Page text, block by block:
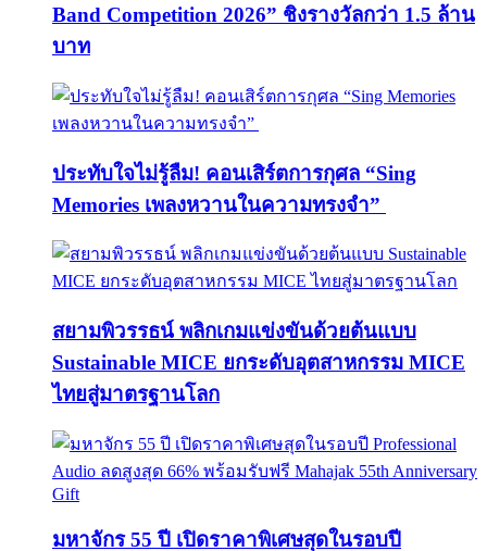
Band Competition 2026” ชิงรางวัลกว่า 1.5 ล้าน
บาท
ประทับใจไม่รู้ลืม! คอนเสิร์ตการกุศล “Sing
Memories เพลงหวานในความทรงจำ”
สยามพิวรรธน์ พลิกเกมแข่งขันด้วยต้นแบบ
Sustainable MICE ยกระดับอุตสาหกรรม MICE
ไทยสู่มาตรฐานโลก
มหาจักร 55 ปี เปิดราคาพิเศษสุดในรอบปี